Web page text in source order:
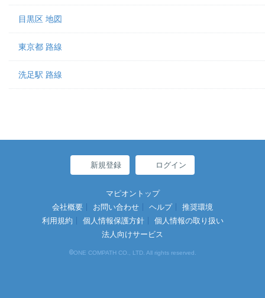
目黒区 地図
東京都 路線
洗足駅 路線
新規登録 ログイン
マピオントップ
会社概要
お問い合わせ ヘルプ
推奨環境
利用規約
個人情報保護方針
個人情報の取り扱い
法人向けサービス
©ONE COMPATH CO., LTD. All rights reserved.